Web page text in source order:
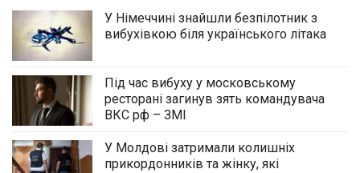
У Німеччині знайшли безпілотник з
вибухівкою біля українського літака
Під час вибуху у московському
ресторані загинув зять командувача
ВКС рф – ЗМІ
У Молдові затримали колишніх
прикордонників та жінку, які